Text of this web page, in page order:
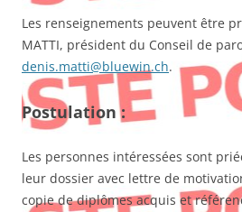
Les renseignements peuvent être
MATTI, président du Conseil de
denis.matti@bluewin.ch.
Postulation :
Les personnes intéressées sont
leur dossier avec lettre de
copie de diplômes acquis et